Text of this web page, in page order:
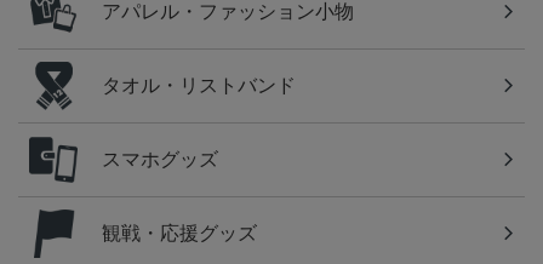
アパレル・ファッション小物
タオル・リストバンド
スマホグッズ
観戦・応援グッズ